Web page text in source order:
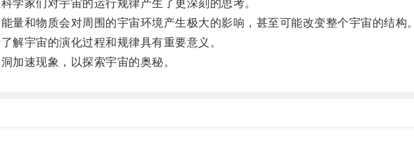
家们对宇宙的运行规律产生了更深刻的思考。
和物质会对周围的宇宙环境产生极大的影响，甚至可能改变整个宇宙的结构。
宇宙的演化过程和规律具有重要意义。
速现象，以探索宇宙的奥秘。